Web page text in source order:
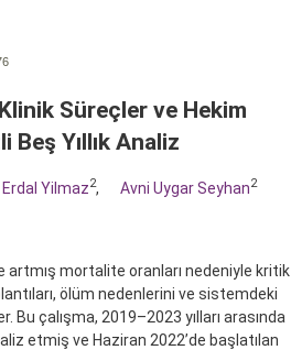
Süreçler ve Hekim
Beş Yıllık Analiz
Erdal Yilmaz2, Avni Uygar Seyhan2
artmış mortalite oranları nedeniyle kritik
ölüm nedenlerini ve sistemdeki
çalışma, 2019–2023 yılları arasında
etmiş ve Haziran 2022’de başlatılan